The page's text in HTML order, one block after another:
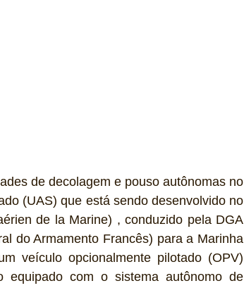
de decolagem e pouso autônomas no
(UAS) que está sendo desenvolvido no
de la Marine) , conduzido pela DGA
do Armamento Francês) para a Marinha
veículo opcionalmente pilotado (OPV)
equipado com o sistema autônomo de